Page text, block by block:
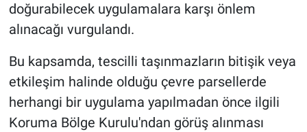
doğurabilecek uygulamalara karşı önlem
alınacağı vurgulandı.
Bu kapsamda, tescilli taşınmazların bitişik veya
etkileşim halinde olduğu çevre parsellerde
herhangi bir uygulama yapılmadan önce ilgili
Koruma Bölge Kurulu'ndan görüş alınması